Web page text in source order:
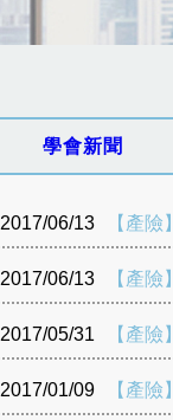
學會新聞
2017/06/13 【產
2017/06/13 【產
2017/05/31 【產
2017/01/09 【產